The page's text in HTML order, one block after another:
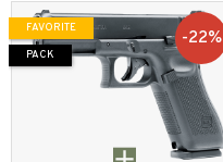
22%
FAVORITE
PACK